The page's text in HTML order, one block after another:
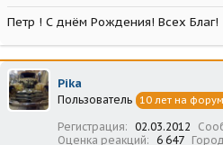
Петр ! С днём Рождения! Всех Благ!
Pika
Пользователь 10 лет на
Регистрация 02.03.2012
Оценка реакций
6 647 Город